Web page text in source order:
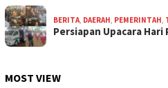
BERITA DAERAH PEMERINTAH
Persiapan Upacara
MOST VIEW